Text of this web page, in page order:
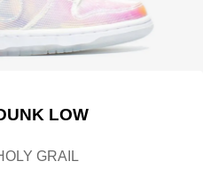
LOW
GRAIL